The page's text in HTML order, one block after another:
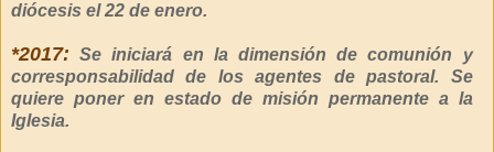
diócesis el 22 de enero.
*2017: Se iniciará en la dimensión de comunión y
corresponsabilidad de los agentes de pastoral. Se
quiere poner en estado de misión permanente a la
Iglesia.